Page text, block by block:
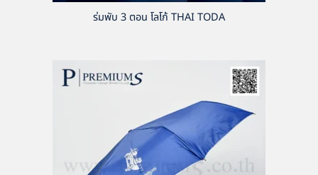
ร่มพับ 3 ตอน โลโก้ THAI TODA